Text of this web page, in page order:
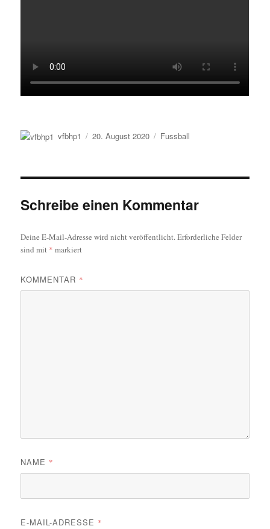
Autor
vfbhp1
Veröffentlicht
20. August 2020 Kategorien
Fussball
Schreibe einen Kommentar
Deine E-Mail-Adresse wird nicht veröffentlicht.Erforderliche Felder
sind mit * markiert
KOMMENTAR *
NAME *
E-MAIL-ADRESSE *